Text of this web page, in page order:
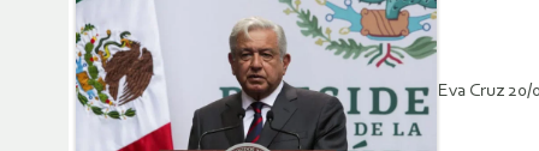
Eva Cruz 20/